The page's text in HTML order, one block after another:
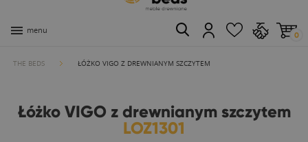
menu 0
THE BEDS ŁÓŻKO VIGO Z DREWNIANYM SZCZYTEM
Łóżko VIGO z drewnianym szczytem
LOZ1301